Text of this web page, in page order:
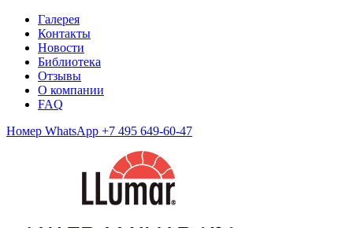
Галерея
Контакты
Новости
Библиотека
Отзывы
О компании
FAQ
Номер WhatsApp +7 495 649-60-47